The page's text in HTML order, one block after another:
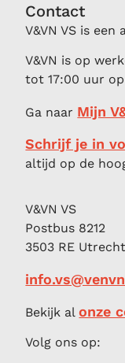
Contact
V&VN VS is
V&VN is op
tot 17:00 uur
Ga naar Mijn
Schrijf je in
altijd op de
V&VN VS
Postbus 8212
3503 RE Utrecht
Bekijk alonze
Volg ons op: